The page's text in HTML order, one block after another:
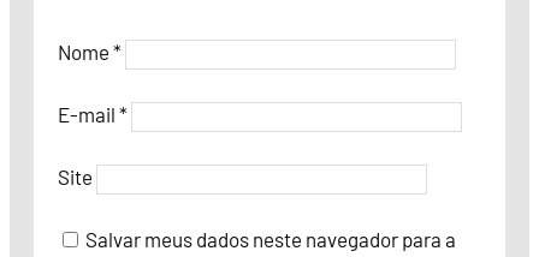
Nome *
E-mail *
Site
Salvar meus dados neste navegador para a